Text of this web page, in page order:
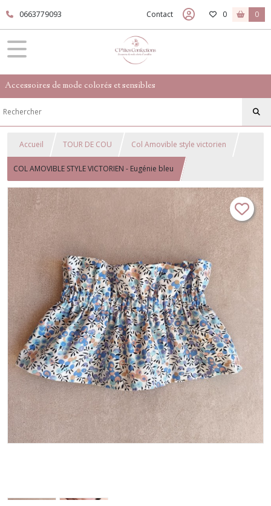
0663779093 Contact 0 0
Accessoires de mode colorés et sensibles
Accueil TOUR DE COU Col Amovible style victorien
COL AMOVIBLE STYLE VICTORIEN - Eugénie bleu